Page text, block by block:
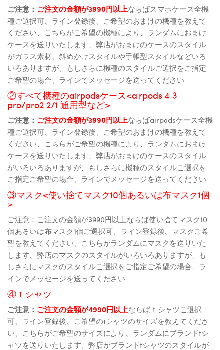
ご注意： ご注文の金額が3990円以上ならばスマホケース全機
種ご選択可、ライン登録後、ご希望のおまけの機種を教えて
ください、こちらがご希望の機種により、ランダムにおまけ
ケースを送りいたします、弊店がおまけのケースのスタイル
がガラス素材、斜めかけスタイルや手帳型スタイルなどいろ
いろありますが、もしさらに機種のスタイルご選択をご指定
ご希望の場合、ラインでメッセージを送ってください
②すべて機種のairpodsケース<airpods 4 3
pro/pro2 2/1 通用型など>
ご注意： ご注文の金額が3990円以上ならばairpodsケース全機
種ご選択可、ライン登録後、ご希望のおまけの機種を教えて
ください、こちらがご希望の機種により、ランダムにおまけ
ケースを送りいたします、弊店がおまけのケースのスタイル
がいろいろありますが、もしさらに機種のスタイルご選択を
ご指定ご希望の場合、ラインでメッセージを送ってください
③マスク<使い捨てマスク10個あるいは布マスク1個
>
ご注意：ご注文の金額が3990円以上ならば使い捨てマスク10
個あるいは布マスク1個ご選択可、ライン登録後、マスクご希
望を教えてください、こちらがランダムにマスクを送りいた
します、弊店のマスクのスタイルがいろいろありますが、も
しさらにマスクのスタイルご選択をご指定ご希望の場合、ラ
インでメッセージを送ってください
④ｔシャツ
ご注意： ご注文の金額が4990円以上ならばｔシャツご選択
可、ライン登録後、ご希望のtシャツのサイズを教えてくださ
い、こちらがご希望のサイズにより、ランダムにブランドtシ
ャツを送りいたします、弊店がブランドtシャツのスタイルが